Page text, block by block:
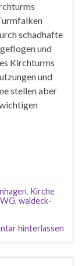
schadhafte
und
Kirchturms
und
stellen aber
, Kirche
, waldeck-
hinterlassen